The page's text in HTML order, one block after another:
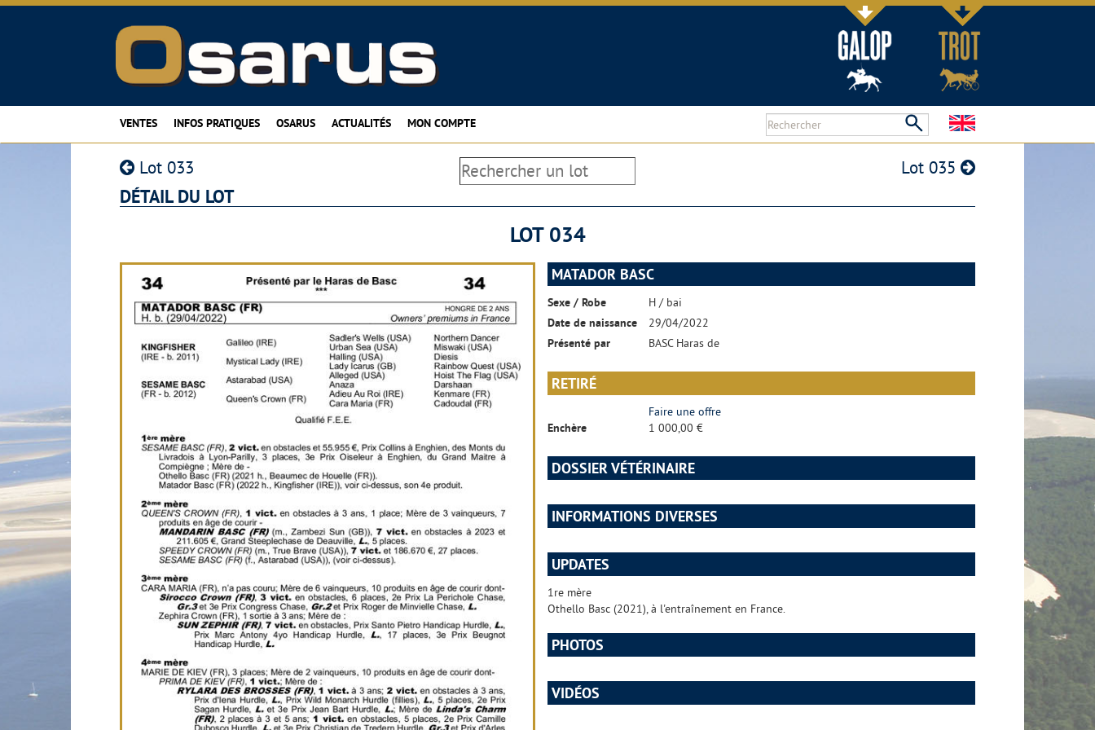
VENTES INFOS PRATIQUES OSARUS ACTUALITÉS MON COMPTE
Lot 033 Lot 035
DÉTAIL DU LOT
LOT 034
MATADOR BASC
Sexe / Robe
H / bai
Date de naissance
29/04/2022
Présenté par
BASC Haras de
RETIRÉ
Faire une offre
Enchère
1 000,00 €
DOSSIER VÉTÉRINAIRE
INFORMATIONS DIVERSES
UPDATES
1re mère
Othello Basc (2021), à l'entraînement en France.
PHOTOS
VIDÉOS